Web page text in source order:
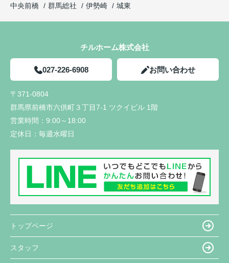
中央前橋
群馬総社 伊勢崎 城東
チルホーム株式会社
027-226-6908 お問い合わせ
〒371-0804
群馬県前橋市六供町３丁目7-1 ツクイビル 1階
営業時間： 9:00～18:00
定休日： 毎週水曜日
トップページ
スタッフ